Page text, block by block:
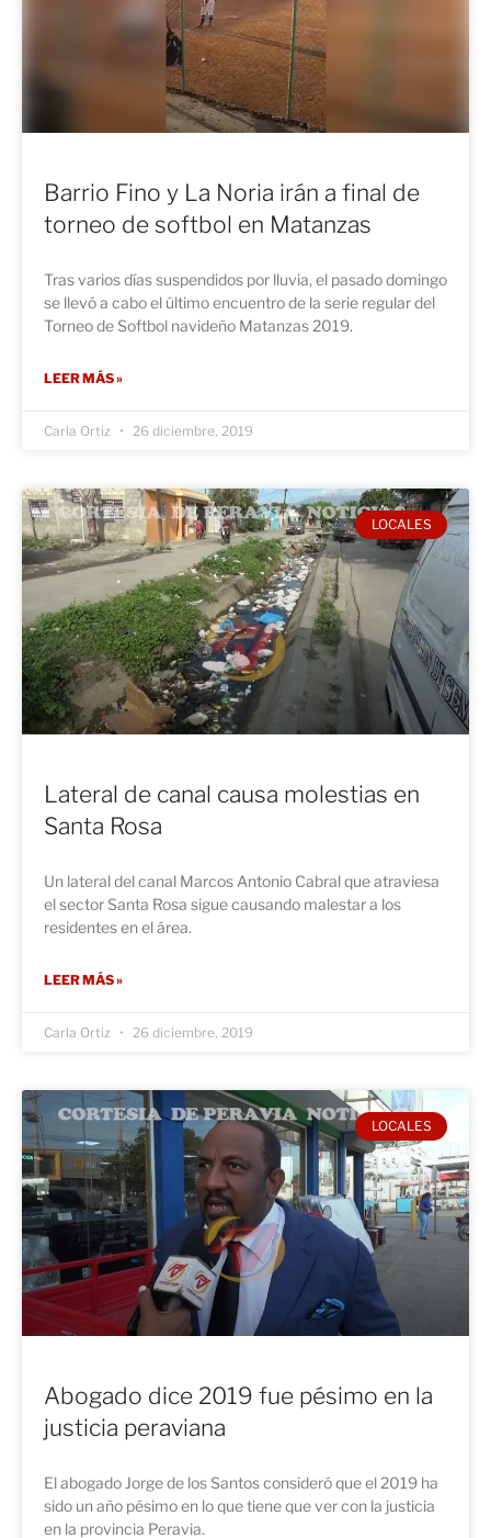
Barrio Fino y La Noria irán a final de
torneo de softbol en Matanzas
Tras varios días suspendidos por lluvia, el pasado domingo
se llevó a cabo el último encuentro de la serie regular del
Torneo de Softbol navideño Matanzas 2019.
LEER MÁS »
Carla Ortiz 26 diciembre, 2019
LOCALES
Lateral de canal causa molestias en
Santa Rosa
Un lateral del canal Marcos Antonio Cabral que atraviesa
el sector Santa Rosa sigue causando malestar a los
residentes en el área.
LEER MÁS »
Carla Ortiz 26 diciembre, 2019
LOCALES
Abogado dice 2019 fue pésimo en la
justicia peraviana
El abogado Jorge de los Santos consideró que el 2019 ha
sido un año pésimo en lo que tiene que ver con la justicia
en la provincia Peravia.